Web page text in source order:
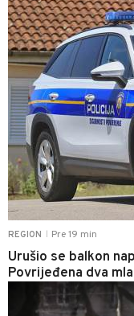
REGION Pre 19 min
Urušio se balkon
Povrijeđena dva